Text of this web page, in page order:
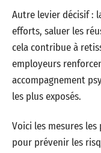
Autre levier décisif :
efforts, saluer les
cela contribue à
employeurs
accompagnement
les plus exposés.
Voici les mesures
pour prévenir les